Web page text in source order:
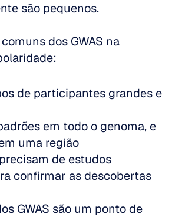
são pequenos.
dos GWAS na
de participantes grandes e
em todo o genoma, e
uma região
de estudos
confirmar as descobertas
GWAS são um ponto de